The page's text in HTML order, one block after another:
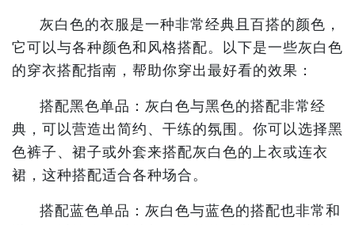
灰白色的衣服是一种非常经典且百搭的颜色，
它可以与各种颜色和风格搭配。以下是一些灰白色
的穿衣搭配指南，帮助你穿出最好看的效果：
搭配黑色单品：灰白色与黑色的搭配非常经
典，可以营造出简约、干练的氛围。你可以选择黑
色裤子、裙子或外套来搭配灰白色的上衣或连衣
裙，这种搭配适合各种场合。
搭配蓝色单品：灰白色与蓝色的搭配也非常和